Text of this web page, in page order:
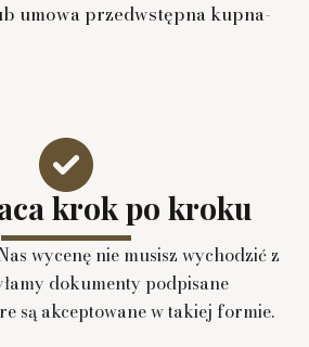
umowa przedwstępna kupna-
krok po kroku
wycenę nie musisz wychodzić z
dokumenty podpisane
są akceptowane w takiej formie.